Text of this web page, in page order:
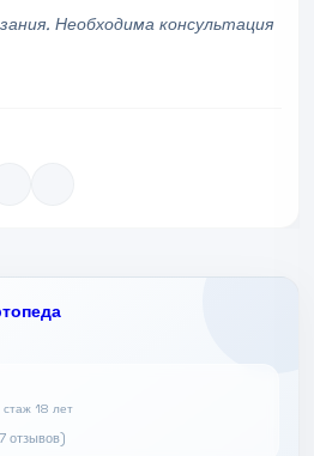
Необходима консультация
стаж 18 лет
отзывов)